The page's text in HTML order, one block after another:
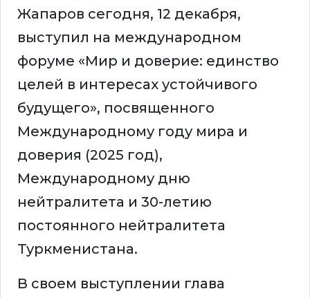
Жапаров сегодня, 12 декабря,
выступил на международном
форуме «Мир и доверие: единство
целей в интересах устойчивого
будущего», посвященного
Международному году мира и
доверия (2025 год),
Международному дню
нейтралитета и 30-летию
постоянного нейтралитета
Туркменистана.
В своем выступлении глава